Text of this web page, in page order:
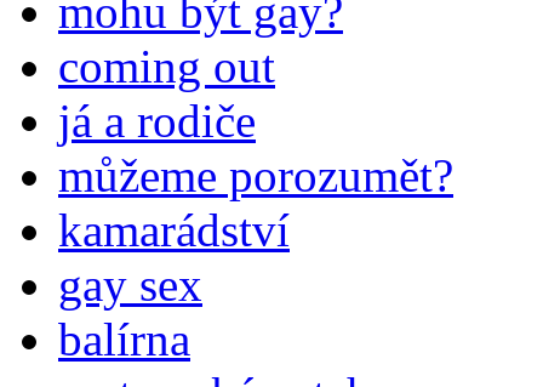
mohu být gay?
coming out
já a rodiče
můžeme porozumět?
kamarádství
gay sex
balírna